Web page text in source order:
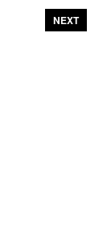
NEXT